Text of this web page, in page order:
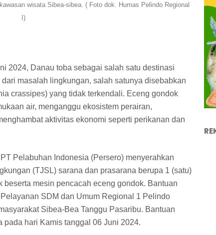
wisata Sibea-sibea. ( Foto dok. Humas Pelindo Regional
I)
2024, Danau toba sebagai salah satu destinasi
masalah lingkungan, salah satunya disebabkan
crassipes) yang tidak terkendali. Eceng gondok
air, menganggu ekosistem perairan,
aktivitas ekonomi seperti perikanan dan
Pelabuhan Indonesia (Persero) menyerahkan
(TJSL) sarana dan prasarana berupa 1 (satu)
mesin pencacah eceng gondok. Bantuan
SDM dan Umum Regional 1 Pelindo
Sibea-Bea Tanggu Pasaribu. Bantuan
hari Kamis tanggal 06 Juni 2024.